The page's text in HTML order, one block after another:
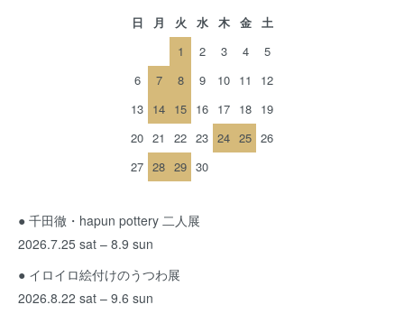
日 月 火 水 木 金
土
1
2 3 4
5
6
7 8 9 10 11
12
13 14 15 16 17 18 19
20 21 22 23 24 25 26
27 28 29 30
● 千田徹・hapun pottery 二人展
2026.7.25 sat – 8.9 sun
● イロイロ絵付けのうつわ展
2026.8.22 sat – 9.6 sun